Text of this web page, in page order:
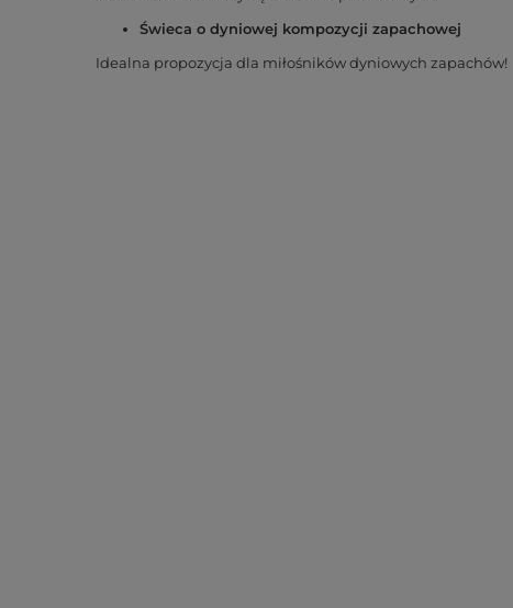
Świeca o dyniowej kompozycji zapachowej
Idealna propozycja dla miłośników dyniowych zapachów!